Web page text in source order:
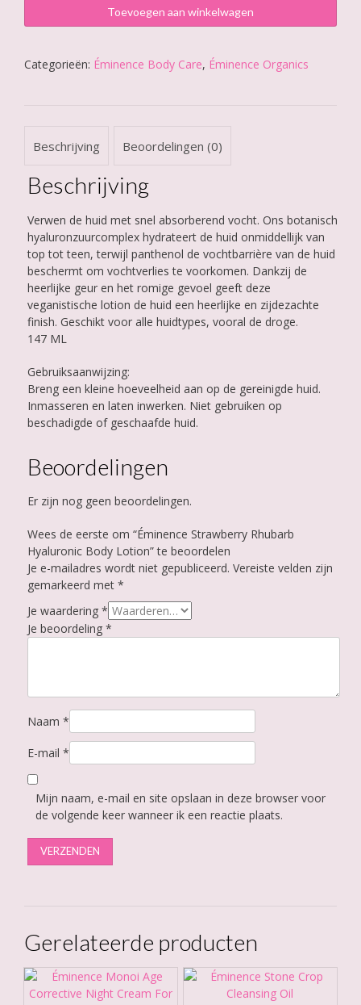
Strawberry
Hyaluronic
Body
Toevoegen aan winkelwagen
Categorieën: Éminence Body Care, Éminence Organics
Beschrijving Beoordelingen (0)
Beschrijving
Verwen de huid met snel absorberend vocht. Ons botanisch
hyaluronzuurcomplex hydrateert de huid onmiddellijk van
top tot teen, terwijl panthenol de vochtbarrière van de huid
beschermt om vochtverlies te voorkomen. Dankzij de
heerlijke geur en het romige gevoel geeft deze
veganistische lotion de huid een heerlijke en zijdezachte
finish. Geschikt voor alle huidtypes, vooral de droge.
147 ML
Gebruiksaanwijzing:
Breng een kleine hoeveelheid aan op de gereinigde huid.
Inmasseren en laten inwerken. Niet gebruiken op
beschadigde of geschaafde huid.
Beoordelingen
Er zijn nog geen beoordelingen.
Wees de eerste om “Éminence Strawberry Rhubarb
Hyaluronic Body Lotion” te beoordelen
Je e-mailadres wordt niet gepubliceerd. Vereiste velden zijn
gemarkeerd met *
Je waardering *
Je beoordeling *
Naam *
E-mail *
Mijn naam, e-mail en site opslaan in deze browser voor
de volgende keer wanneer ik een reactie plaats.
Gerelateerde producten